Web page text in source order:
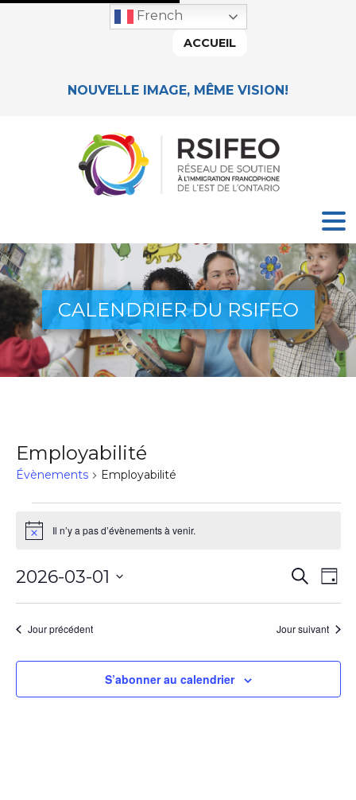
NOUVELLE IMAGE, MÊME VISION!
French
ACCUEIL
CALENDRIER DU RSIFEO
Employabilité
Évènements Employabilité
Évènements
1
mars
2026
Notice Il n’y a pas d’évènements à venir.
de
Jour
2026-03-01
date.
Jour précédent Jour suivant
S’abonner au calendrier